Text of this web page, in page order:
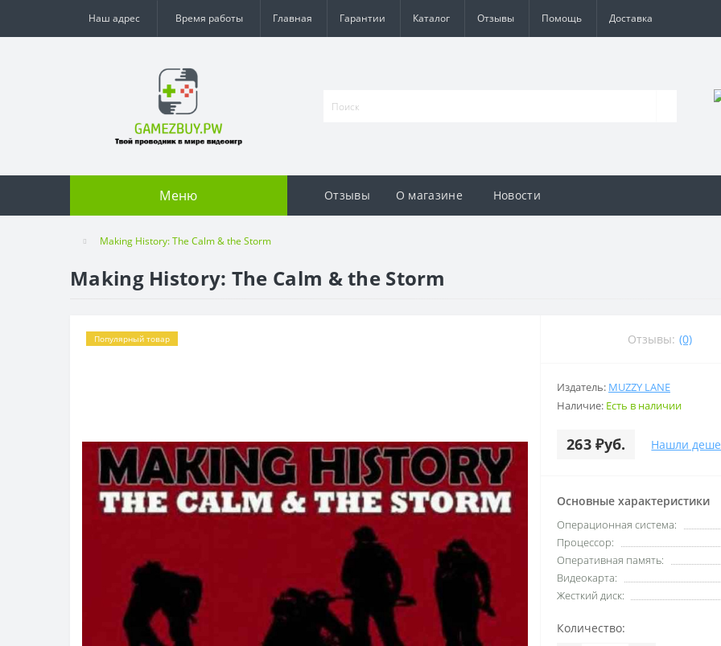
Наш адрес Время работы Главная Гарантии Каталог Отзывы Помощь Доставка
Меню Отзывы О магазине Новости
Making History: The Calm & the Storm
Making History: The Calm & the Storm
Популярный товар Отзывы: (0)
Издатель: MUZZY LANE
Наличие: Есть в наличии
263 ₽уб. Нашли
Основные характеристики
Операционная система:
Процессор:
Оперативная память:
Видеокарта:
Жесткий диск:
Количество: